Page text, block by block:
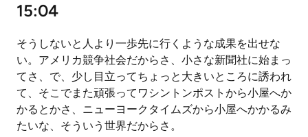
15:04
そうしないと人より一歩先に行くような成果を出せな
い。アメリカ競争社会だからさ、小さな新聞社に始まっ
てさ、で、少し目立ってちょっと大きいところに誘われ
て、そこでまた頑張ってワシントンポストから小屋へか
かるとかさ、ニューヨークタイムズから小屋へかかるみ
たいな、そういう世界だからさ。